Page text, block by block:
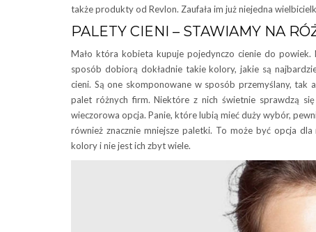
także produkty od Revlon. Zaufała im już niejedna
PALETY CIENI – STAWIAMY NA
Mało która kobieta kupuje pojedynczo cienie do
sposób dobiorą dokładnie takie kolory, jakie są
cieni. Są one skomponowane w sposób przemyślany, tak
palet różnych firm. Niektóre z nich świetnie sprawdzą
wieczorowa opcja. Panie, które lubią mieć duży wybór,
również znacznie mniejsze paletki. To może być opcja
kolory i nie jest ich zbyt wiele.